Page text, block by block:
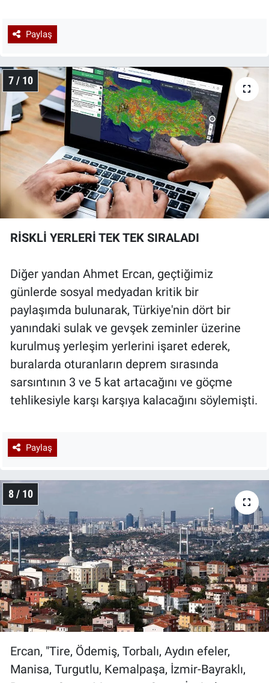
Paylaş
7 / 10
RİSKLİ YERLERİ TEK TEK SIRALADI
Diğer yandan Ahmet Ercan, geçtiğimiz
günlerde sosyal medyadan kritik bir
paylaşımda bulunarak, Türkiye'nin dört bir
yanındaki sulak ve gevşek zeminler üzerine
kurulmuş yerleşim yerlerini işaret ederek,
buralarda oturanların deprem sırasında
sarsıntının 3 ve 5 kat artacağını ve göçme
tehlikesiyle karşı karşıya kalacağını söylemişti.
Paylaş
8 / 10
Ercan, "Tire, Ödemiş, Torbalı, Aydın efeler,
Manisa, Turgutlu, Kemalpaşa, İzmir-Bayraklı,